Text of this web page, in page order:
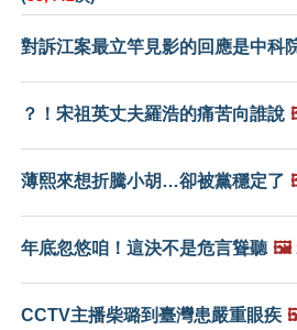
對訴江案最立竿見影的回應是中科
？！宋祖英丈夫羅浩的痛苦向誰說
薄熙來想折騰小胡…卻被黨穩定了
年底忽悠咱！這決不是危言聳聽 🖼️
CCTV主播柴璐到臺灣患嚴重眼疾